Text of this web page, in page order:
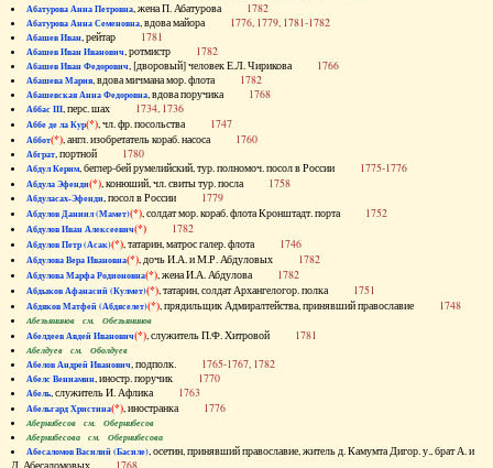
Абатурова Анна Петровна, жена П. Абатурова 1782
Абатурова Анна Семеновна, вдова майора 1776, 1779, 1781-1782
Абашев Иван, рейтар 1781
Абашев Иван Иванович, ротмистр 1782
Абашев Иван Федорович, [дворовый] человек Е.Л. Чирикова 1766
Абашева Мария, вдова мичмана мор. флота 1782
Абашевская Анна Федоровна, вдова поручика 1768
Аббас III, перс. шах 1734, 1736
Аббе де ла Кур(*), чл. фр. посольства 1747
Аббот(*), англ. изобретатель кораб. насоса 1760
Абграт, портной 1780
Абдул Керим, беглер-бей румелийский, тур. полномоч. посол в России 1775-1776
Абдула Эфенди(*), конюший, чл. свиты тур. посла 1758
Абдуласах-Эфенди, посол в России 1779
Абдулов Даниил (Мамет)(*), солдат мор. кораб. флота Кронштадт. порта 1752
Абдулов Иван Алексеевич(*) 1782
Абдулов Петр (Асак)(*), татарин, матрос галер. флота 1746
Абдулова Вера Ивановна(*), дочь И.А. и М.Р. Абдуловых 1782
Абдулова Марфа Родионовна(*), жена И.А. Абдулова 1782
Абдыков Афанасий (Кулмет)(*), татарин, солдат Архангелогор. полка 1751
Абдяков Матфей (Абдяселет)(*), прядильщик Адмиралтейства, принявший православие 1748
Абезьянинов см. Обезьянинов
Абелдеев Авдей Иванович(*), служитель П.Ф. Хитровой 1781
Абелдуев см. Оболдуев
Абелов Андрей Иванович, подполк. 1765-1767, 1782
Абелс Вениамин, иностр. поручик 1770
Абель, служитель И. Афлика 1763
Абельгард Христина(*), иностранка 1776
Абернибесов см. Обернибесов
Абернибесова см. Обернибесова
Абесаломов Василий (Басиле), осетин, принявший православие, житель д. Камумта Дигор. у., брат А. и